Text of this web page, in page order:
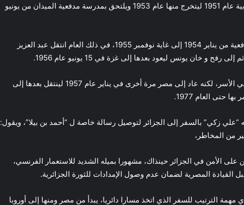
عد اتمامه الثانوية التحق بالكلية الحربية عام 1951 ليتخرج منها عام 1953 ويلتحق بمدرسة مدفعية الميدان من يونيو
اشتغل بعدها مدرسا في مدرسة المدفعية من يناير 1954 إلى غاية نوفمبر 1955، في ذلك العام انتقل عبد العزيز
و خان يونس ليعود بعدها إلى غزة في 15 يونيو عام 1956.
وفي 3 نوفمبر من عام 1956 سقط في الأسر، لكنه عاد إلى مصر مرة أخرى في يناير عام 1957 لينتقل بعدها إلى
حتى العام 1977.
“علي زكي” بالسفر إلى الجزائر لتوصيل رسالة خاصة ل “أحمد بن بيلا”، ويقول:
من المخاطر،
الأمن في الجزائر حينذاك، مشهورا بميله الشديد للاستعمار الفرنسي،
القيادة المصرية لضمان عدم وصول الإمدادات للثورة الجزائرية.
الترتيب للسفر الذي اتخذ مسارا دائريا، يبدأ من مصر ومنها إلى أوروبا